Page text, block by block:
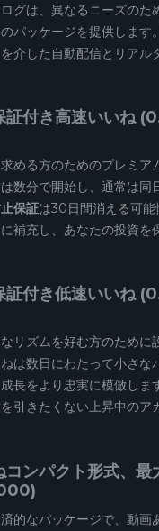
グは、異なるニーズのた
パッケージを提供します
介した自動配信とリアル
証付き高速いいね
める方のためのプレミア
数分で開始し、通常は同
保証は30日間消える可能
補充し、あなたの投資を
証付き低速いいね
リズムを好む方のために
は数日にわたって小さな
長をより忠実に模倣しま
引きたくない上昇中のア
コンパクト形式、
的なパッケージで、動画